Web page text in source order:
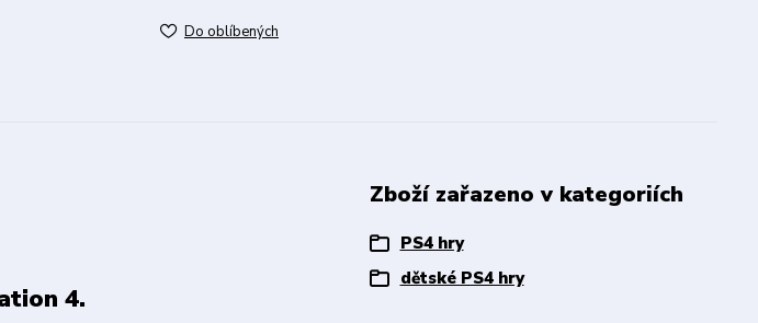
Do oblíbených
4.
Zboží zařazeno v kategoriích
PS4 hry
dětské PS4 hry